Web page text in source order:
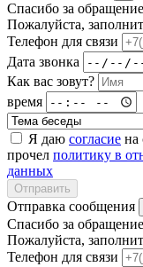
Спасибо за
Пожалуйста,
Телефон для связи
Дата звонка
Как вас зовут?
время
Я даю согласие на
прочел политику в
данных
Отправить
Отправка сообщения
Спасибо за
Пожалуйста,
Телефон для связи